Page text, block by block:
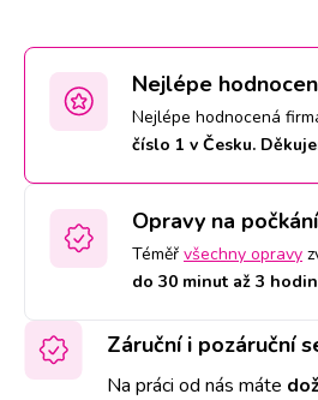
Nejlépe
Nejlépe hodnocená
číslo 1 v Česku.
Opravy na počkání
Téměř všechny opravy
do 30 minut až 3
Záruční i pozáruční
Na práci od nás máte